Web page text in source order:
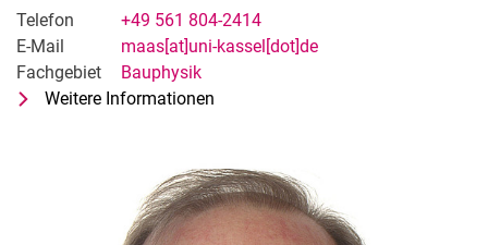
Telefon
+49 561 804-2414
E-Mail
maas[at]uni-kassel[dot]de
Fachgebiet
Bauphysik
Weitere Informationen